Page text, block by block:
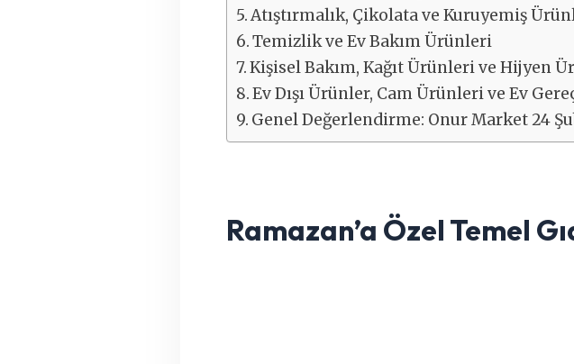
Atıştırmalık, Çikolata ve Kuruyemiş
Temizlik ve Ev Bakım Ürünleri
Kişisel Bakım, Kağıt Ürünleri ve Hijyen
Ev Dışı Ürünler, Cam Ürünleri ve Ev
Genel Değerlendirme: Onur Market 24
Ramazan’a Özel Temel